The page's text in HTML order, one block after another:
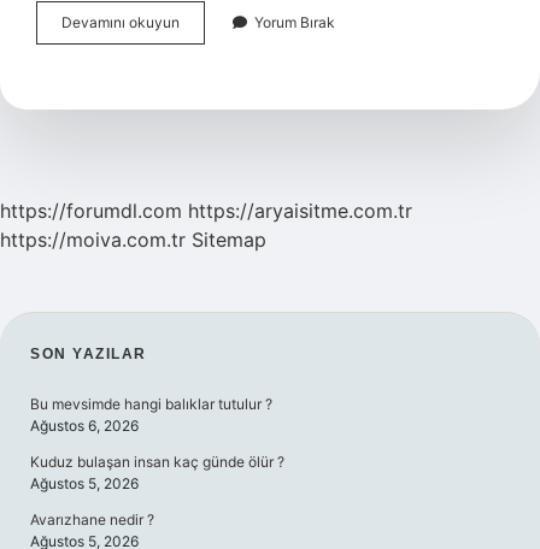
Devamını okuyun
Neyi
Yorum Bırak
https://forumdl.com https://aryaisitme.com.tr
https://moiva.com.tr Sitemap
SIDEBAR
SON YAZILAR
Bu mevsimde hangi balıklar tutulur ?
Ağustos 6, 2026
Kuduz bulaşan insan kaç günde ölür ?
Ağustos 5, 2026
Avarızhane nedir ?
Ağustos 5, 2026